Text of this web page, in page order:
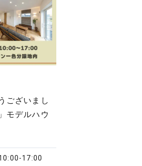
ございまし
モデルハウ
17:00